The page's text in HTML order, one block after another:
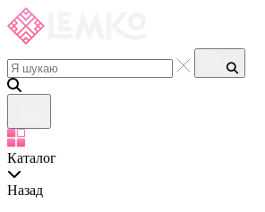
Каталог
Назад